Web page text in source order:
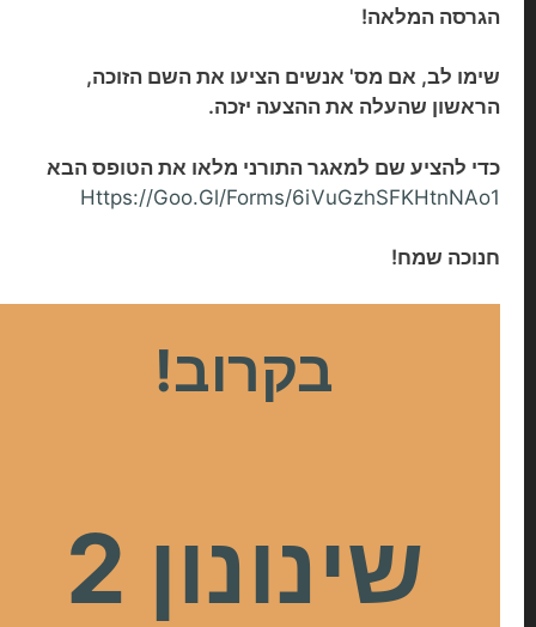
הגרסה המלאה!
שימו לב, אם מס' אנשים הציעו את השם הזוכה,
הראשון שהעלה את ההצעה יזכה.
כדי להציע שם למאגר התורני מלאו את הטופס הבא
Https://goo.gl/forms/6iVuGzhSFKHtnNAo1
חנוכה שמח!
בקרוב!
שינונון 2